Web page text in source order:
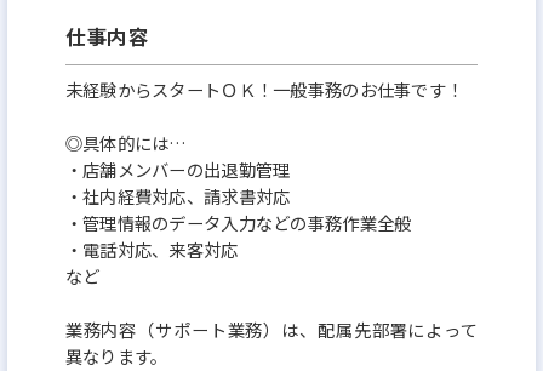
仕事内容
未経験からスタートＯＫ！一般事務のお仕事です！
◎具体的には…
・店舗メンバーの出退勤管理
・社内経費対応、請求書対応
・管理情報のデータ入力などの事務作業全般
・電話対応、来客対応
など
業務内容（サポート業務）は、配属先部署によって
異なります。